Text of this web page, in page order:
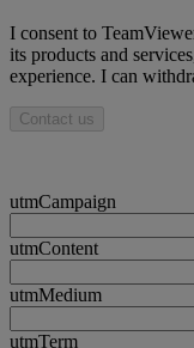
I consent to
its products and
experience. I can
Contact us
utmCampaign
utmContent
utmMedium
utmTerm